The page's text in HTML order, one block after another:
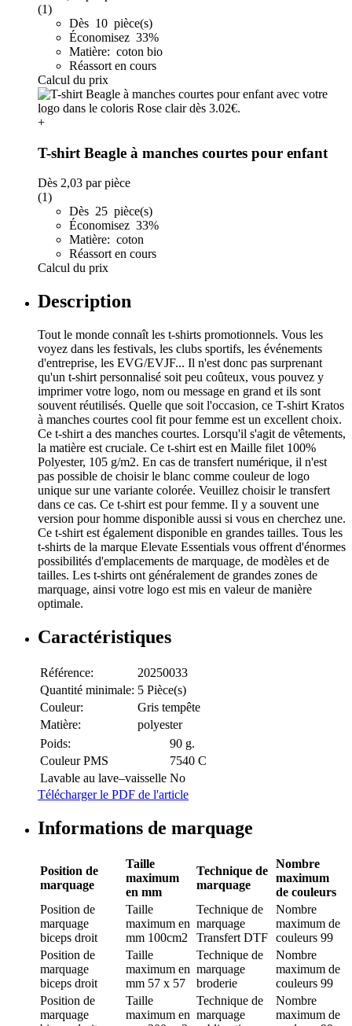
(1)
Dès 10 pièce(s)
Économisez 33%
Matière: coton bio
Réassort en cours
Calcul du prix
+
T-shirt Beagle à manches courtes pour enfant
Dès 2,03 par pièce
(1)
Dès 25 pièce(s)
Économisez 33%
Matière: coton
Réassort en cours
Calcul du prix
Description
Tout le monde connaît les t-shirts promotionnels. Vous les
voyez dans les festivals, les clubs sportifs, les événements
d'entreprise, les EVG/EVJF... Il n'est donc pas surprenant
qu'un t-shirt personnalisé soit peu coûteux, vous pouvez y
imprimer votre logo, nom ou message en grand et ils sont
souvent réutilisés. Quelle que soit l'occasion, ce T-shirt Kratos
à manches courtes cool fit pour femme est un excellent choix.
Ce t-shirt a des manches courtes. Lorsqu'il s'agit de vêtements,
la matière est cruciale. Ce t-shirt est en Maille filet 100%
Polyester, 105 g/m2. En cas de transfert numérique, il n'est
pas possible de choisir le blanc comme couleur de logo
unique sur une variante colorée. Veuillez choisir le transfert
dans ce cas. Ce t-shirt est pour femme. Il y a souvent une
version pour homme disponible aussi si vous en cherchez une.
Ce t-shirt est également disponible en grandes tailles. Tous les
t-shirts de la marque Elevate Essentials vous offrent d'énormes
possibilités d'emplacements de marquage, de modèles et de
tailles. Les t-shirts ont généralement de grandes zones de
marquage, ainsi votre logo est mis en valeur de manière
optimale.
Caractéristiques
Référence:
20250033
Quantité minimale: 5 Pièce(s)
Couleur:
Gris tempête
Matière:
polyester
Poids:
90 g.
Couleur PMS
7540 C
Lavable au lave–vaisselle No
Télécharger le PDF de l'article
Informations de marquage
Position de
marquage
Taille
maximum
en mm
Technique de
marquage
Nombre
maximum
de couleurs
Position de
marquage
biceps droit
Taille
maximum en
mm 100cm2
Technique de
marquage
Transfert DTF
Nombre
maximum de
couleurs 99
Position de
marquage
biceps droit
Taille
maximum en
mm 57 x 57
Technique de
marquage
broderie
Nombre
maximum de
couleurs 99
Position de
marquage
Taille
maximum en
Technique de
marquage
Nombre
maximum de